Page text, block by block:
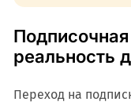
реальность
Переход на